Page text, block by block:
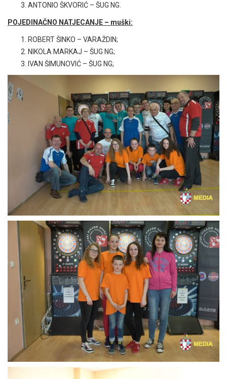
ANTONIO ŠKVORIĆ – ŠUG NG.
POJEDINAČNO NATJECANJE – muški:
ROBERT ŠINKO – VARAŽDIN;
NIKOLA MARKAJ – ŠUG NG;
IVAN ŠIMUNOVIĆ – ŠUG NG;